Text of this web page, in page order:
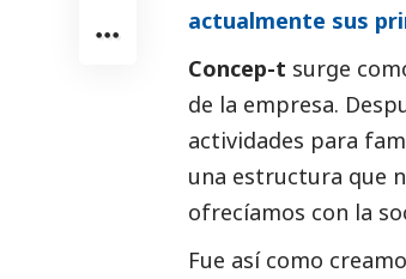
actualmente sus
Concep-t surge
de la empresa.
actividades para
una estructura que
ofrecíamos con la
Fue así como